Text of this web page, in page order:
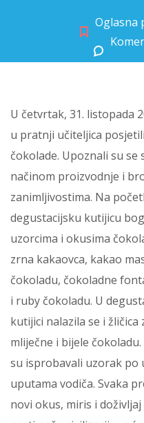
Oglasna
U četvrtak, 31. listopada
u pratnji učiteljica
čokolade. Upoznali su se
načinom proizvodnje i
zanimljivostima. Na
degustacijsku kutijicu
uzorcima i okusima
zrna kakaovca, kakao
čokoladu, čokoladne
i ruby čokoladu. U
kutijici nalazila se i
mliječne i bijele
su isprobavali uzorak po
uputama vodiča. Svaka
novi okus, miris i